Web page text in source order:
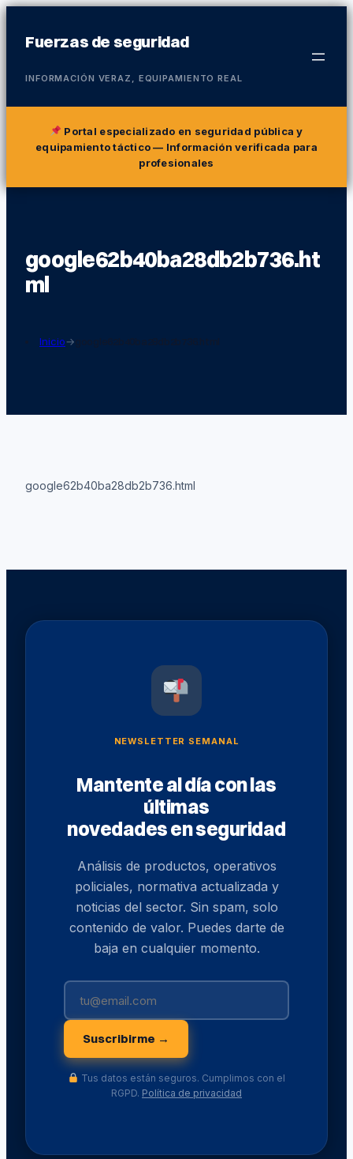
Fuerzas de seguridad
INFORMACIÓN VERAZ, EQUIPAMIENTO REAL
Portal especializado en seguridad pública y
equipamiento táctico— Información verificada para
profesionales
google62b40ba28db2b736.ht
ml
Inicio→
google62b40ba28db2b736.html
NEWSLETTER SEMANAL
Mantente al día con las
últimas
novedades en seguridad
Análisis de productos, operativos
policiales, normativa actualizada y
noticias del sector. Sin spam, solo
contenido de valor. Puedes darte de
baja en cualquier momento.
Suscribirme →
Tus datos están seguros. Cumplimos con el
RGPD. Política de privacidad